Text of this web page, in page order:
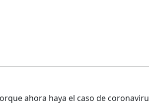
ahora haya el caso de